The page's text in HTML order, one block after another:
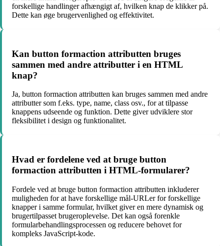
forskellige handlinger afhængigt af, hvilken knap de klikker på.
Dette kan øge brugervenlighed og effektivitet.
Kan button formaction attributten bruges
sammen med andre attributter i en HTML
knap?
Ja, button formaction attributten kan bruges sammen med andre
attributter som f.eks. type, name, class osv., for at tilpasse
knappens udseende og funktion. Dette giver udviklere stor
fleksibilitet i design og funktionalitet.
Hvad er fordelene ved at bruge button
formaction attributten i HTML-formularer?
Fordele ved at bruge button formaction attributten inkluderer
muligheden for at have forskellige mål-URLer for forskellige
knapper i samme formular, hvilket giver en mere dynamisk og
brugertilpasset brugeroplevelse. Det kan også forenkle
formularbehandlingsprocessen og reducere behovet for
kompleks JavaScript-kode.